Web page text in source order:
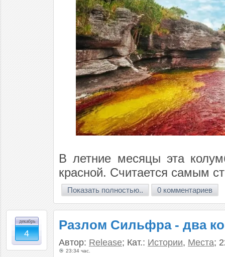
В летние месяцы эта
красной. Считается самым
Показать полностью.. 0 комментариев
декабрь
4
Разлом Сильфра - два
Автор: Release; Кат.: Истории, Места;
23:34 час.